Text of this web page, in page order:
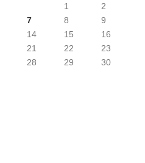
1
2
7 8
9
14 15
16
21 22
23
28 29
30